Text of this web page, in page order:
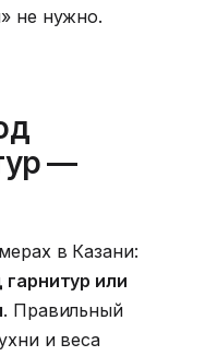
не нужно.
—
в Казани:
или
. Правильный
и веса